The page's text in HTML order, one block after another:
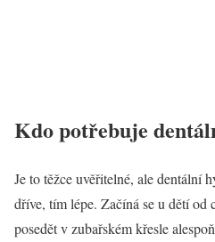
Kdo potřebuje
Je to těžce uvěřitelné, ale dentální
dříve, tím lépe. Začíná se u dětí
posedět v zubařském křesle